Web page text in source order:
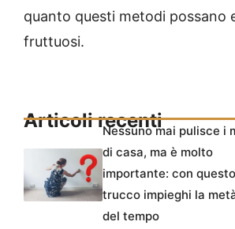
quanto questi metodi possano
fruttuosi.
Articoli recentiNessuno mai pulisce i
di casa, ma è molto
importante: con questo
trucco impieghi la
del tempo